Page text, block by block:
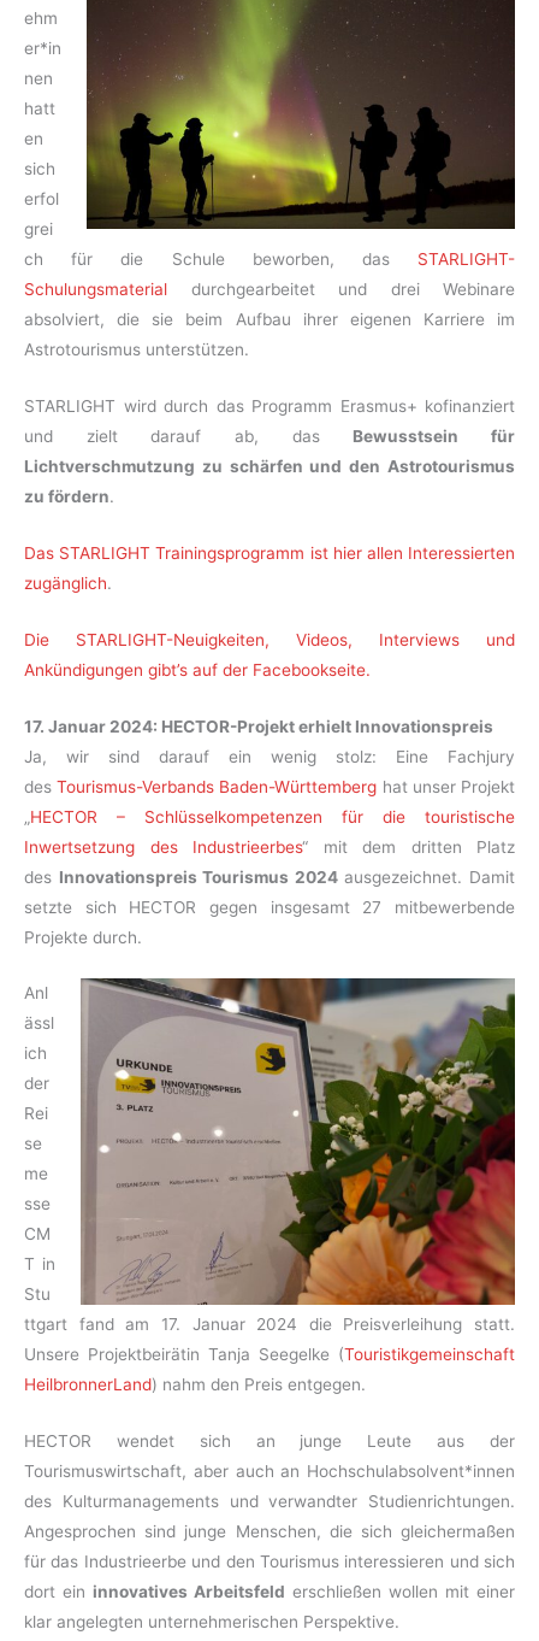
ehm
er*in
nen
hatt
en
sich
erfol
grei
ch für die Schule beworben, das STARLIGHT-
Schulungsmaterial durchgearbeitet und drei Webinare
absolviert, die sie beim Aufbau ihrer eigenen Karriere im
Astrotourismus unterstützen.
STARLIGHT wird durch das Programm Erasmus+ kofinanziert
und zielt darauf ab, das Bewusstsein für
Lichtverschmutzung zu schärfen und den Astrotourismus
zu fördern.
Das STARLIGHT Trainingsprogramm ist hier allen Interessierten
zugänglich.
Die STARLIGHT-Neuigkeiten, Videos, Interviews und
Ankündigungen gibt’s auf der Facebookseite.
17. Januar 2024: HECTOR-Projekt erhielt Innovationspreis
Ja, wir sind darauf ein wenig stolz: Eine Fachjury
desTourismus-Verbands Baden-Württemberg hat unser Projekt
„ HECTOR – Schlüsselkompetenzen für die touristische
Inwertsetzung des Industrieerbes“ mit dem dritten Platz
des Innovationspreis Tourismus 2024ausgezeichnet. Damit
setzte sich HECTOR gegen insgesamt 27 mitbewerbende
Projekte durch.
Anl
ässl
ich
der
Rei
se
me
sse
CM
T in
Stu
ttgart fand am 17. Januar 2024 die Preisverleihung statt.
Unsere Projektbeirätin Tanja Seegelke (Touristikgemeinschaft
HeilbronnerLand) nahm den Preis entgegen.
HECTOR wendet sich an junge Leute aus der
Tourismuswirtschaft, aber auch an Hochschulabsolvent*innen
des Kulturmanagements und verwandter Studienrichtungen.
Angesprochen sind junge Menschen, die sich gleichermaßen
für das Industrieerbe und den Tourismus interessieren und sich
dort ein innovatives Arbeitsfeld erschließen wollen mit einer
klar angelegten unternehmerischen Perspektive.